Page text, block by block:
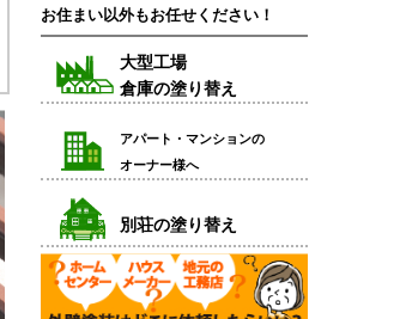
お住まい以外もお任せください！
大型工場
倉庫の塗り替え
アパート・マンションの
オーナー様へ
別荘の塗り替え